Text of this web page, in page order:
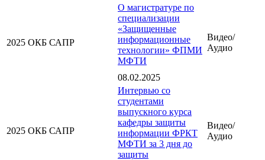
2025 ОКБ САПР
О магистратуре по
специализации
«Защищенные
информационные
технологии» ФПМИ
МФТИ
08.02.2025
Видео/
Аудио
2025 ОКБ САПР
Интервью со
студентами
выпускного курса
кафедры защиты
информации ФРКТ
МФТИ за 3 дня до
защиты
Видео/
Аудио